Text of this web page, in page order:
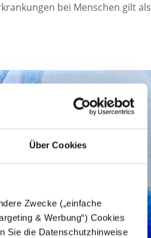
Über Cookies
Zwecke („einfache
& Werbung“) Cookies
Sie die Datenschutzhinweise
bei Menschen gilt als